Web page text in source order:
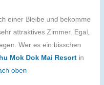
einer Bleibe und bekomme
attraktives Zimmer. Egal,
Wer es ein bisschen
Mok Dok Mai Resortin
oben